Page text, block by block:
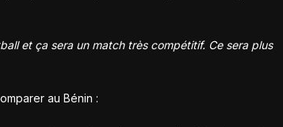
et ça sera un match très compétitif. Ce sera plus
au Bénin :